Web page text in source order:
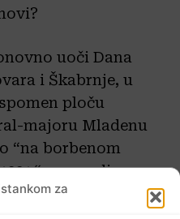
za
uoči Dana
i Škabrnje, u
ploču
majoru Mladenu
“na borbenom
u napadima na